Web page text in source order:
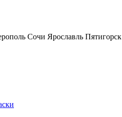
Сочи Ярославль Пятигорск